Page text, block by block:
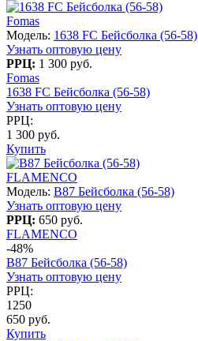
Fomas
Модель: 1638 FC Бейсболка (56-58)
Узнать оптовую цену
РРЦ: 1 300 руб.
Fomas
1638 FC Бейсболка (56-58)
Узнать оптовую цену
РРЦ:
1 300 руб.
Купить
FLAMENCO
Модель: B87 Бейсболка (56-58)
Узнать оптовую цену
РРЦ: 650 руб.
FLAMENCO
-48%
B87 Бейсболка (56-58)
Узнать оптовую цену
РРЦ:
1250
650 руб.
Купить